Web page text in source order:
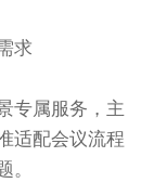
求
专属服务，主
适配会议流程
。